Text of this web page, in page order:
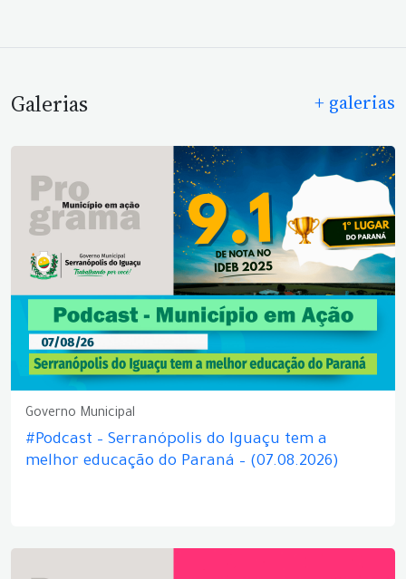
Galerias + galerias
Governo Municipal
#Podcast – Serranópolis do Iguaçu tem a
melhor educação do Paraná – (07.08.2026)